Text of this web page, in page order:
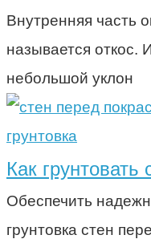
Внутренняя часть
называется откос.
небольшой уклон
грунтовка
Как грунтовать
Обеспечить
грунтовка стен